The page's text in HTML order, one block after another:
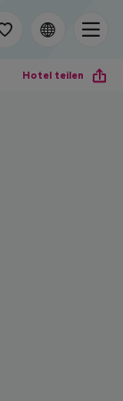
Hotel teilen